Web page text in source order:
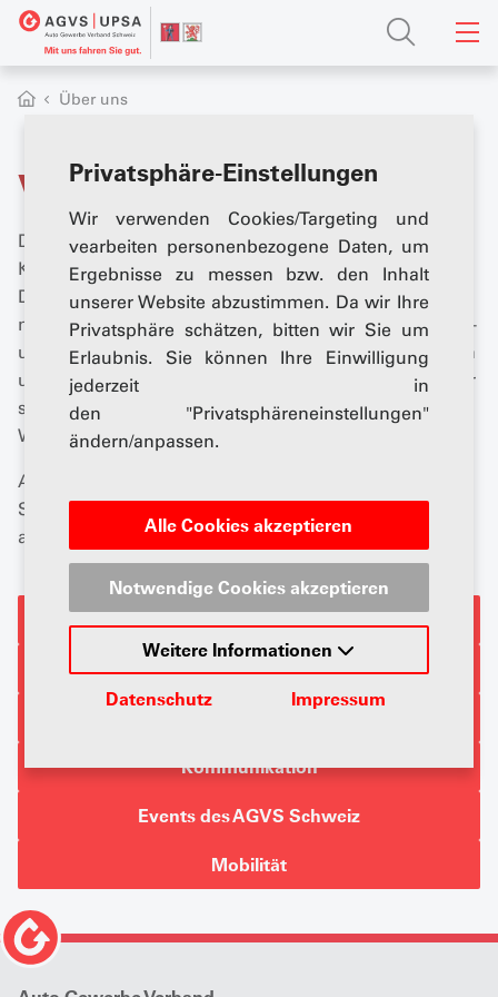
Privatsphäre-Einstellungen
Wir verwenden Cookies/Targeting und
vearbeiten personenbezogene Daten, um
Ergebnisse zu messen bzw. den Inhalt
unserer Website abzustimmen. Da wir Ihre
Privatsphäre schätzen, bitten wir Sie um
Erlaubnis. Sie können Ihre Einwilligung
jederzeit in
den "Privatsphäreneinstellungen"
ändern/anpassen.
Alle Cookies akzeptieren
Notwendige Cookies akzeptieren
Weitere Informationen
Datenschutz Impressum
Über uns
Verband
Der Auto Gewerbe Verband Schweiz (AGVS) ist das
Kompetenzzentrum des Schweizer Autogewerbes. Als
Dachorganisation unterstützen wir unsere Mitglieder
mit verschiedensten Dienstleistungen, fördern die Aus-
und Weiterbildung, halten Sie stets auf dem Laufenden
und gestalten so aktiv die Zukunft der Mobilität mit. Wir
sind Ihre Stimme gegenüber der Politik und der
Wirtschaft!
Auf dieser Seite finden Sie Informationen zu unserer
Strategie, wie Sie Mitglied werden, welche Events
anstehen und wer wir sind.
Wer wir sind
Organisation
Kommunikation
Events des AGVS Schweiz
Mobilität